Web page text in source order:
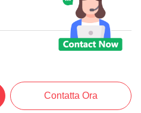
Contatta Ora